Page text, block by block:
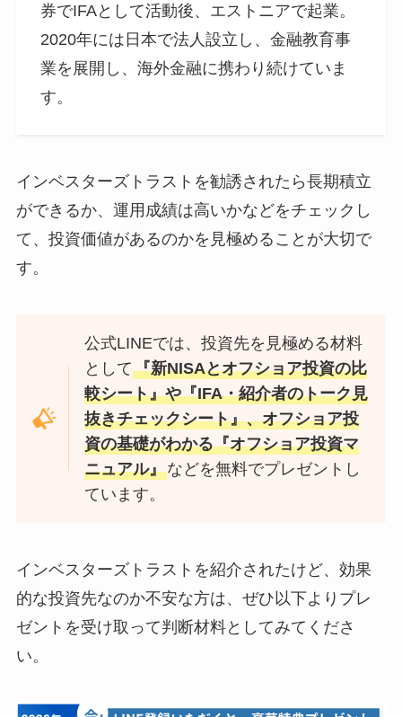
券でIFAとして活動後、エストニアで起業。
2020年には日本で法人設立し、金融教育事
業を展開し、海外金融に携わり続けていま
す。
インベスターズトラストを勧誘されたら長期積立
ができるか、運用成績は高いかなどをチェックし
て、投資価値があるのかを見極めることが大切で
す。
公式LINEでは、投資先を見極める材料
として『新NISAとオフショア投資の比
較シート』や『IFA・紹介者のトーク見
抜きチェックシート』、オフショア投
資の基礎がわかる『オフショア投資マ
ニュアル』などを無料でプレゼントし
ています。
インベスターズトラストを紹介されたけど、効果
的な投資先なのか不安な方は、ぜひ以下よりプレ
ゼントを受け取って判断材料としてみてくださ
い。